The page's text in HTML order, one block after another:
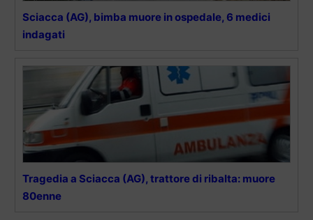
Sciacca (AG), bimba muore in ospedale, 6 medici
indagati
Tragedia a Sciacca (AG), trattore di ribalta: muore
80enne